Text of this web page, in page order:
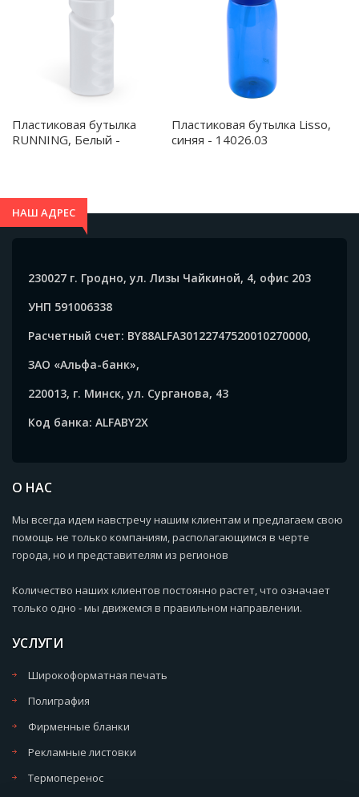
Пластиковая бутылка
RUNNING, Белый -
Пластиковая бутылка Lisso,
синяя - 14026.03
НАШ АДРЕС
230027 г. Гродно, ул. Лизы Чайкиной, 4, офис 203
УНП 591006338
Расчетный счет: BY88ALFA30122747520010270000,
ЗАО «Альфа-банк»,
220013, г. Минск, ул. Сурганова, 43
Код банка: ALFABY2X
О НАС
Мы всегда идем навстречу нашим клиентам и предлагаем свою
помощь не только компаниям, располагающимся в черте
города, но и представителям из регионов
Количество наших клиентов постоянно растет, что означает
только одно - мы движемся в правильном направлении.
УСЛУГИ
Широкоформатная печать
Полиграфия
Фирменные бланки
Рекламные листовки
Термоперенос